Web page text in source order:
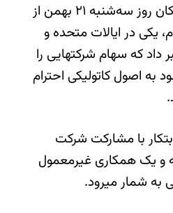
«محبت نیوز»- بانک واتیکان روز سه‌شنبه ۲۱ بهمن از
یکی در ایالات متحده و
داد که سهام شرکتهایی را
به اصول کاتولیکی احترام
با مشارکت شرکت
و یک همکاری غیرمعمول
به شمار میرود.